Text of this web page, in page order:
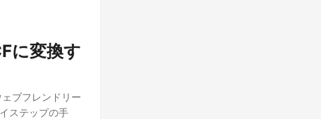
に変換す
ブフレンドリー
ステップの手